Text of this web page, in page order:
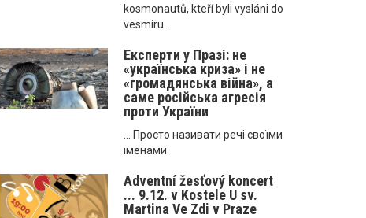
kosmonautů, kteří byli vysláni do
vesmíru.
Експерти у Празі: не
«українська криза» і не
«громадянська війна», а
саме російська агресія
проти України
... Просто називати речі своїми
іменами
Adventní žesťový koncert
... 9.12. v Kostele U sv.
Martina Ve Zdi v Praze